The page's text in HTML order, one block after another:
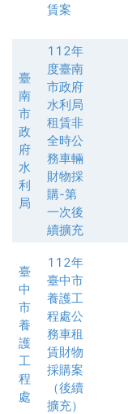
賃案
臺
南
市
政
府
水
利
局
112年
度臺南
市政府
水利局
租賃非
全時公
務車輛
財物採
購-第
一次後
續擴充
臺
中
市
養
護
工
程
處
112年
臺中市
養護工
程處公
務車租
賃財物
採購案
（後續
擴充）